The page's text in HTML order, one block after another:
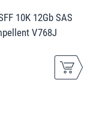
10K 12Gb SAS
V768J